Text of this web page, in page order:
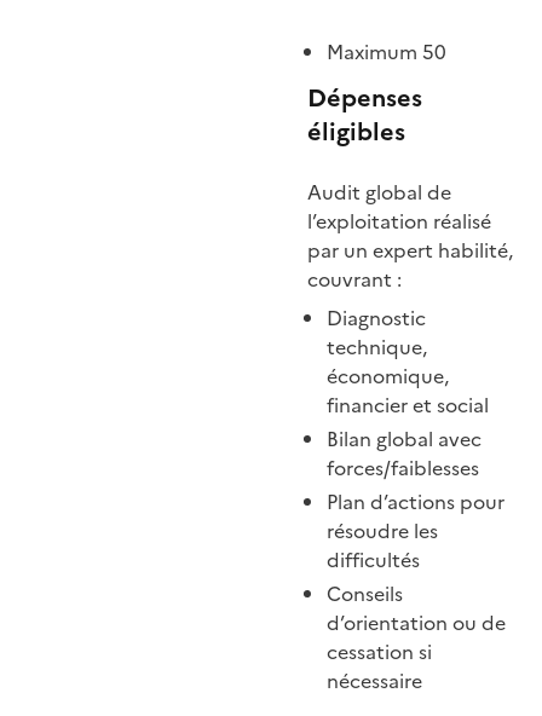
Maximum 50
Dépenses
éligibles
Audit global de
l’exploitation réalisé
par un expert habilité,
couvrant :
Diagnostic
technique,
économique,
financier et social
Bilan global avec
forces/faiblesses
Plan d’actions pour
résoudre les
difficultés
Conseils
d’orientation ou de
cessation si
nécessaire